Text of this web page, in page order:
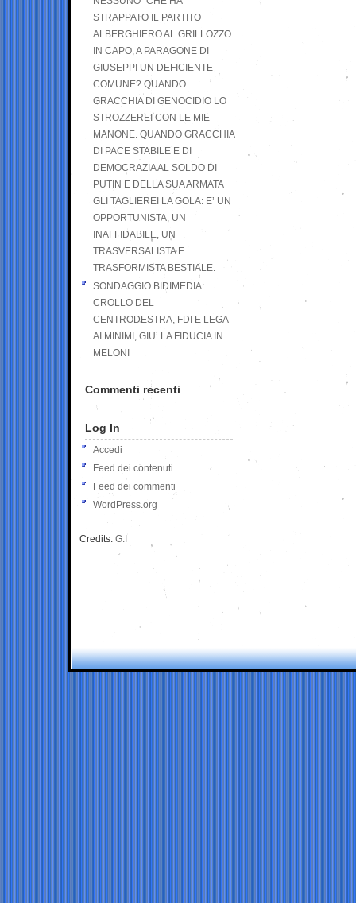
STRAPPATO IL PARTITO
ALBERGHIERO AL GRILLOZZO
IN CAPO, A PARAGONE DI
GIUSEPPI UN DEFICIENTE
COMUNE? QUANDO
GRACCHIA DI GENOCIDIO LO
STROZZEREI CON LE MIE
MANONE. QUANDO GRACCHIA
DI PACE STABILE E DI
DEMOCRAZIA AL SOLDO DI
PUTIN E DELLA SUA ARMATA
GLI TAGLIEREI LA GOLA: E’ UN
OPPORTUNISTA, UN
INAFFIDABILE, UN
TRASVERSALISTA E
TRASFORMISTA BESTIALE.
SONDAGGIO BIDIMEDIA:
CROLLO DEL
CENTRODESTRA, FDI E LEGA
AI MINIMI, GIU’ LA FIDUCIA IN
MELONI
Commenti recenti
Log In
Accedi
Feed dei contenuti
Feed dei commenti
WordPress.org
Credits: G.I